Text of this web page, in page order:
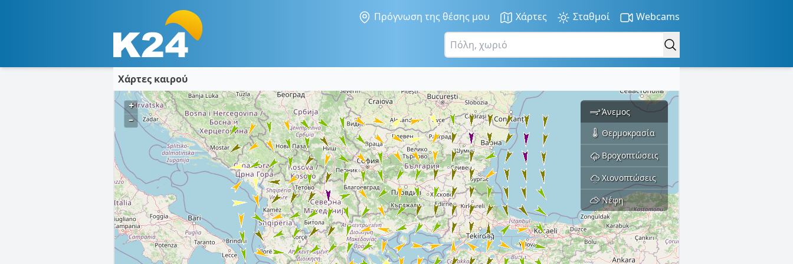
Πρόγνωση της θέσης μου Χάρτες Σταθμοί Webcams
Χάρτες καιρού
Άνεμος
Θερμοκρασία
Βροχοπτώσεις
Χιονοπτώσεις
Νέφη
+
–